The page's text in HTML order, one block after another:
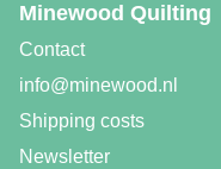
Minewood Quilting
Contact
info@minewood.nl
Shipping costs
Newsletter